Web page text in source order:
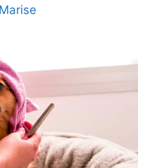
Marise